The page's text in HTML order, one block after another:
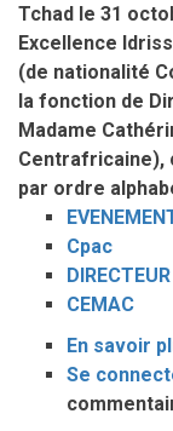
Tchad le 31
Excellence
(de nationalité
la fonction de
Madame
Centrafricaine),
par ordre
Cpac
CEMAC
En savoir
Se